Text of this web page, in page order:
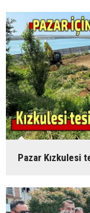
Pazar Kızkulesi